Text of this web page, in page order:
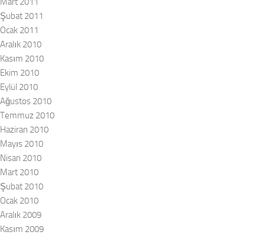
Şubat 2011
Ocak 2011
Aralık 2010
Kasım 2010
Ekim 2010
Eylül 2010
Ağustos 2010
Temmuz 2010
Haziran 2010
Mayıs 2010
Nisan 2010
Mart 2010
Şubat 2010
Ocak 2010
Aralık 2009
Kasım 2009